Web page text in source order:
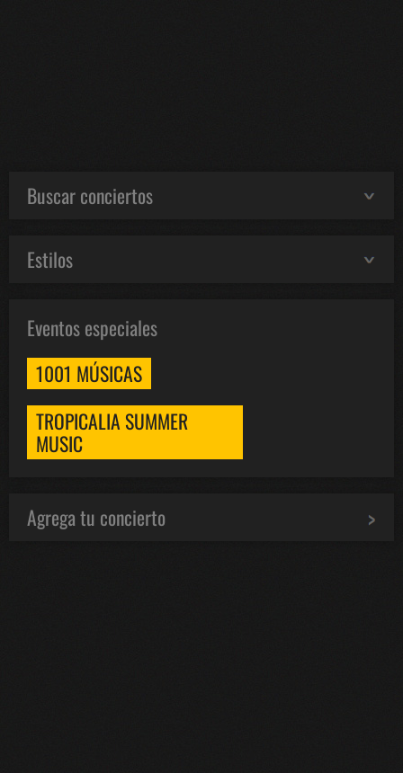
Buscar conciertos
Estilos
Eventos especiales
1001 MÚSICAS
TROPICALIA SUMMER
MUSIC
Agrega tu concierto